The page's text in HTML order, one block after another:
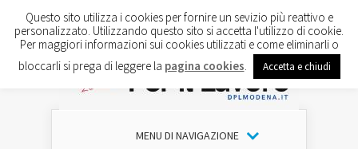
MENU DI NAVIGAZIONE
Questo sito utilizza i cookies per fornire un sevizio più reattivo e
personalizzato. Utilizzando questo sito si accetta l'utilizzo di cookie.
Per maggiori informazioni sui cookies utilizzati e come eliminarli o
bloccarli si prega di leggere la pagina cookies Accetta e chiudi